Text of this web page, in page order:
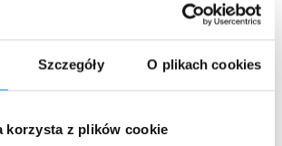
Szczegóły O plikach cookies
korzysta z plików cookie
zaawansowane technologie
dla sprostania wymaganiom
systemów uzdatniania wody.
stabilną i niezawodną pracę przy